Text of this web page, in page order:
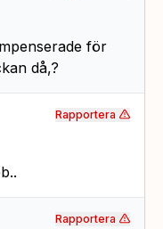
för
då,?
Rapportera
Rapportera